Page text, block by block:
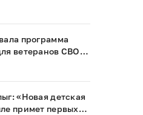
программа
ветеранов СВО и
«Новая детская
примет первых